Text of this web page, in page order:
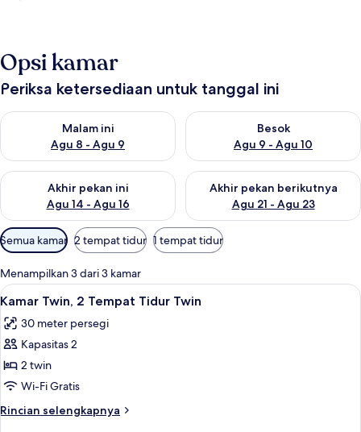
Opsi kamar
Periksa ketersediaan untuk tanggal ini
Malam ini
Agu 8 - Agu 9
Periksa ketersediaan untuk malam ini Agu 8 - Agu 9
Besok
Agu 9 - Agu 10
Periksa ketersediaan untuk
Akhir pekan ini
Agu 14 - Agu 16
Periksa ketersediaan untuk akhir pekan ini Agu 14 - Agu 16
Akhir pekan berikutnya
Agu 21 - Agu 23
Periksa ketersediaan untuk
Filter
tersedia
untuk
kamar
Semua kamar 2 tempat tidur 1 tempat tidur
Menampilkan 3 dari 3 kamar
Lihat
semua
foto
untuk
Kamar
Twin,
2
Tempat
Kamar Twin, 2 Tempat Tidur Twin |
6
Kamar Twin, 2 Tempat Tidur Twin
30 meter persegi
Kapasitas 2
2 twin
Wi-Fi Gratis
Rincian selengkapnya
Rincian